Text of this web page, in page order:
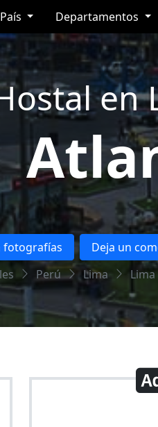
País Departamentos
en
fotografías Deja un
Perú Lima Lima